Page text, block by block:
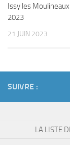
Issy les Moulineaux
2023
21 JUIN 2023
SUIVRE :
LA LISTE